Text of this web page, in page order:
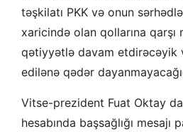
təşkilatı PKK və onun
xaricində olan qollarına qarşı
qətiyyətlə davam etdirəcəyik
edilənə qədər
Vitse-prezident Fuat Oktay
hesabında başsağlığı mesajı